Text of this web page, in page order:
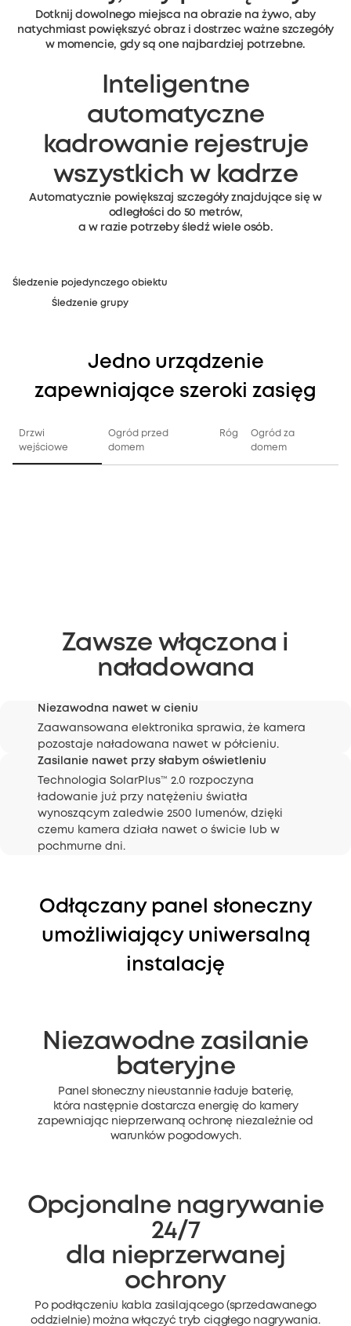
Inteligentne
automatyczne
kadrowanie rejestruje
wszystkich w kadrze
Automatycznie powiększaj szczegóły znajdujące się w
odległości do 50 metrów,
a w razie potrzeby śledź wiele osób.
Śledzenie pojedynczego obiektu
Śledzenie grupy
Dotknij dowolnego miejsca na obrazie na żywo, aby
natychmiast powiększyć obraz i dostrzec ważne szczegóły
w momencie, gdy są one najbardziej potrzebne.
Jedno urządzenie
zapewniające szeroki zasięg
Drzwi
wejściowe
Ogród przed
domem
Róg
Ogród za
domem
Zawsze włączona i
naładowana
Niezawodna nawet w cieniu
Zaawansowana elektronika sprawia, że kamera
pozostaje naładowana nawet w półcieniu.
Zasilanie nawet przy słabym oświetleniu
Technologia SolarPlus™ 2.0 rozpoczyna
ładowanie już przy natężeniu światła
wynoszącym zaledwie 2500 lumenów, dzięki
czemu kamera działa nawet o świcie lub w
pochmurne dni.
Odłączany panel słoneczny
umożliwiający uniwersalną
instalację
Niezawodne zasilanie
bateryjne
Panel słoneczny nieustannie ładuje baterię,
która następnie dostarcza energiędo kamery
zapewniając nieprzerwaną ochronę niezależnie od
warunków pogodowych.
Opcjonalne nagrywanie
24/7
dla nieprzerwanej
ochrony
Po podłączeniu kabla zasilającego (sprzedawanego
oddzielnie) można włączyć tryb ciągłego nagrywania.